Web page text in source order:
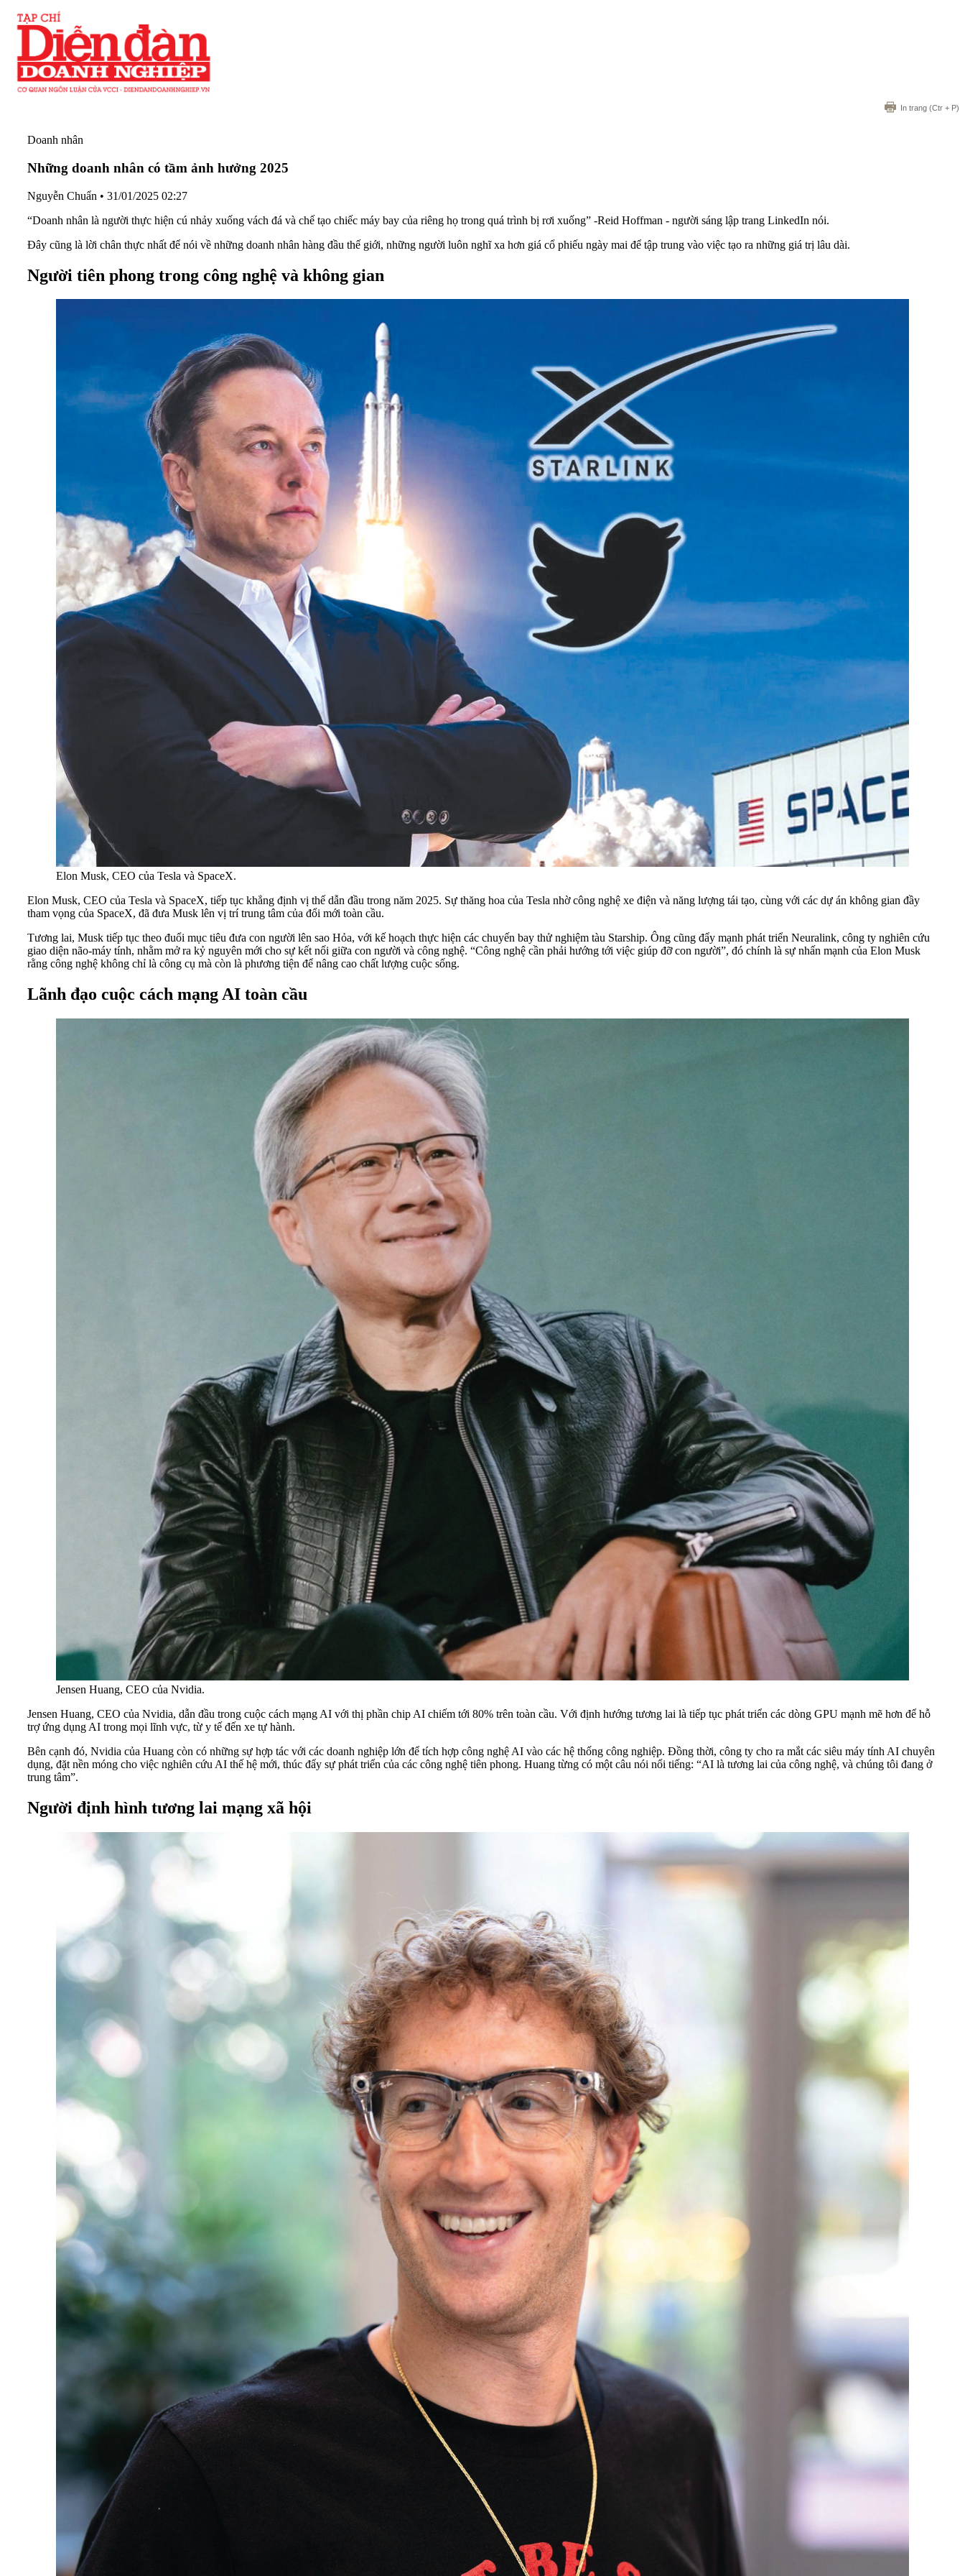
In trang (Ctr + P)
Doanh nhân
Những doanh nhân có tầm ảnh hưởng 2025
Nguyễn Chuẩn • 31/01/2025 02:27
“Doanh nhân là người thực hiện cú nhảy xuống vách đá và chế tạo chiếc máy bay của riêng họ trong quá trình bị rơi xuống” -Reid Hoffman - người sáng lập trang LinkedIn nói.
Đây cũng là lời chân thực nhất để nói về những doanh nhân hàng đầu thế giới, những người luôn nghĩ xa hơn giá cổ phiếu ngày mai để tập trung vào việc tạo ra những giá trị lâu dài.
Người tiên phong trong công nghệ và không gian
Elon Musk, CEO của Tesla và SpaceX.
Elon Musk, CEO của Tesla và SpaceX, tiếp tục khẳng định vị thế dẫn đầu trong năm 2025. Sự thăng hoa của Tesla nhờ công nghệ xe điện và năng lượng tái tạo, cùng với các dự án không gian đầy
tham vọng của SpaceX, đã đưa Musk lên vị trí trung tâm của đổi mới toàn cầu.
Tương lai, Musk tiếp tục theo đuổi mục tiêu đưa con người lên sao Hỏa, với kế hoạch thực hiện các chuyến bay thử nghiệm tàu Starship. Ông cũng đẩy mạnh phát triển Neuralink, công ty nghiên cứu
giao diện não-máy tính, nhằm mở ra kỷ nguyên mới cho sự kết nối giữa con người và công nghệ. “Công nghệ cần phải hướng tới việc giúp đỡ con người”, đó chính là sự nhấn mạnh của Elon Musk
rằng công nghệ không chỉ là công cụ mà còn là phương tiện để nâng cao chất lượng cuộc sống.
Lãnh đạo cuộc cách mạng AI toàn cầu
Jensen Huang, CEO của Nvidia.
Jensen Huang, CEO của Nvidia, dẫn đầu trong cuộc cách mạng AI với thị phần chip AI chiếm tới 80% trên toàn cầu. Với định hướng tương lai là tiếp tục phát triển các dòng GPU mạnh mẽ hơn để hỗ
trợ ứng dụng AI trong mọi lĩnh vực, từ y tế đến xe tự hành.
Bên cạnh đó, Nvidia của Huang còn có những sự hợp tác với các doanh nghiệp lớn để tích hợp công nghệ AI vào các hệ thống công nghiệp. Đồng thời, công ty cho ra mắt các siêu máy tính AI chuyên
dụng, đặt nền móng cho việc nghiên cứu AI thế hệ mới, thúc đẩy sự phát triển của các công nghệ tiên phong. Huang từng có một câu nói nổi tiếng: “AI là tương lai của công nghệ, và chúng tôi đang ở
trung tâm”.
Người định hình tương lai mạng xã hội